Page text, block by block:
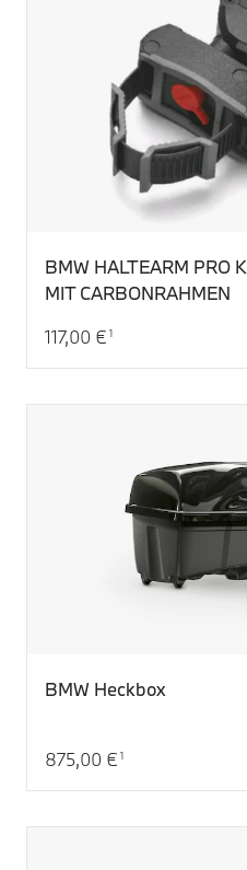
BMW HALTEARM PRO
MIT CARBONRAHMEN
Aktueller Preis: 117,00 €
117,00 € 1
BMW Heckbox
Aktueller Preis: 875,00 €
875,00 € 1